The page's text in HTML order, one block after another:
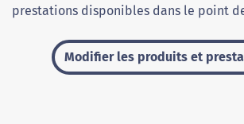
prestations disponibles dans le point
Modifier les produits et